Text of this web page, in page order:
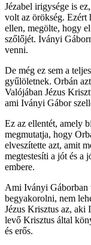
Jézabel irigysége is
volt az örökség. Ezért
ellen, megölte, hogy
szőlőjét. Iványi
venni.
De még ez sem a
gyűlöletnek. Orbán
Valójában Jézus
ami Iványi Gábor
Ez az ellentét, amely
megmutatja, hogy
elveszítette azt, amit
megtestesíti a jót és a
embere.
Ami Iványi Gáborban
begyakorolni, nem
Jézus Krisztus az, aki
levő Krisztus által
és erős.